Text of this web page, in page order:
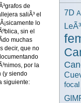
de
saliÃ³ el
lo
sin el
muchas
decir, que no
por la
(y siendo
siguiente:
7D
focal